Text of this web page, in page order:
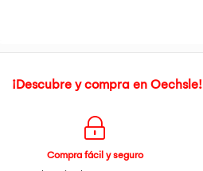
¡Descubre y compra en Oechsle!
Compra fácil y seguro